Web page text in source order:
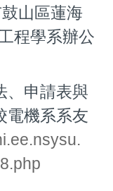
山區蓮海
程學系辦公
、申請表與
電機系系友